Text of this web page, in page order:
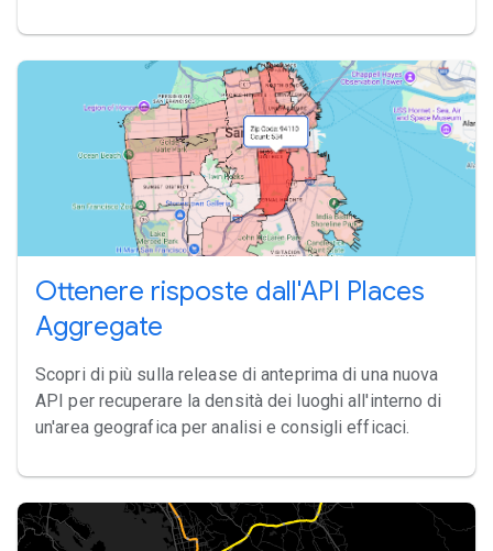
Ottenere risposte dall'API Places
Aggregate
Scopri di più sulla release di anteprima di una nuova
API per recuperare la densità dei luoghi all'interno di
un'area geografica per analisi e consigli efficaci.